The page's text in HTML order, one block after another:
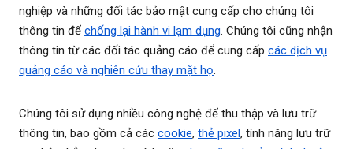
nghiệp và những đối tác bảo mật cung cấp cho chúng tôi
thông tin để chống lại hành vi lạm dụng. Chúng tôi cũng nhận
thông tin từ các đối tác quảng cáo để cung cấp các dịch vụ
quảng cáo và nghiên cứu thay mặt họ.
Chúng tôi sử dụng nhiều công nghệ để thu thập và lưu trữ
thông tin, bao gồm cả các cookie, thẻ pixel, tính năng lưu trữ